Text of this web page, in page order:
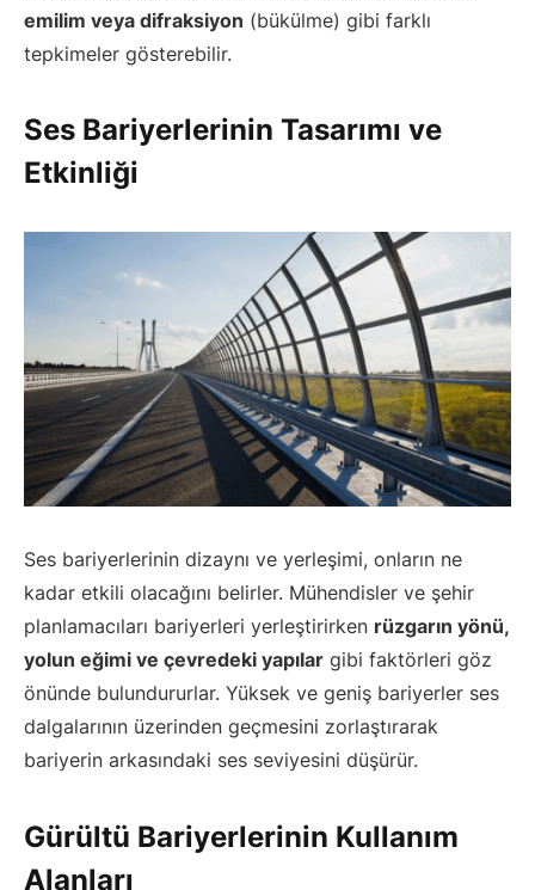
emilim veya difraksiyon (bükülme) gibi farklı
tepkimeler gösterebilir.
Ses Bariyerlerinin Tasarımı ve
Etkinliği
Ses bariyerlerinin dizaynı ve yerleşimi, onların ne
kadar etkili olacağını belirler. Mühendisler ve şehir
planlamacıları bariyerleri yerleştirirken rüzgarın yönü,
yolun eğimi ve çevredeki yapılar gibi faktörleri göz
önünde bulundururlar. Yüksek ve geniş bariyerler ses
dalgalarının üzerinden geçmesini zorlaştırarak
bariyerin arkasındaki ses seviyesini düşürür.
Gürültü Bariyerlerinin Kullanım
Alanları